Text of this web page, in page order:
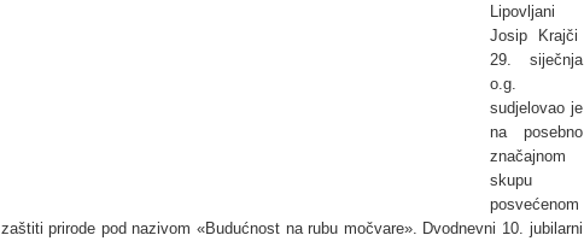
Lipovljani
Josip Krajči
29. siječnja
o.g.
sudjelovao je
na posebno
značajnom
skupu
posvećenom
zaštiti prirode pod nazivom «Budućnost na rubu močvare». Dvodnevni 10. jubilarni